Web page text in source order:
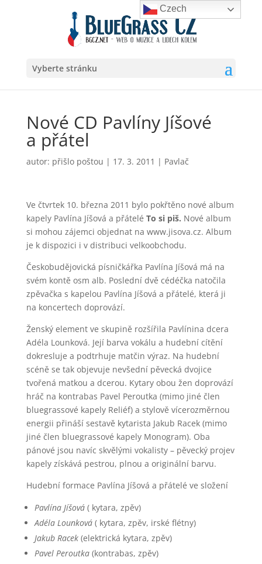
Vyberte stránku
Nové CD Pavlíny Jíšové
a přátel
autor: přišlo poštou | 17. 3. 2011 | Pavlač
Ve čtvrtek 10. března 2011 bylo pokřtěno nové album
kapely Pavlína Jíšová a přátelé To si piš. Nové album
si mohou zájemci objednat na www.jisova.cz. Album
je k dispozici i v distribuci velkoobchodu.
Českobudějovická písničkářka Pavlína Jíšová má na
svém kontě osm alb. Poslední dvě cédéčka natočila
zpěvačka s kapelou Pavlína Jíšová a přátelé, která ji
na koncertech doprovází.
Ženský element ve skupině rozšířila Pavlínina dcera
Adéla Lounková. Její barva vokálu a hudební cítění
dokresluje a podtrhuje matčin výraz. Na hudební
scéně se tak objevuje nevšední pěvecká dvojice
tvořená matkou a dcerou. Kytary obou žen doprovází
hráč na kontrabas Pavel Peroutka (mimo jiné člen
bluegrassové kapely Reliéf) a stylově vícerozměrnou
energii přináší sestavě kytarista Jakub Racek (mimo
jiné člen bluegrassové kapely Monogram). Oba
pánové jsou navíc skvělými vokalisty – pěvecký projev
kapely získává pestrou, plnou a originální barvu.
Hudební formace Pavlína Jíšová a přátelé ve složení
Pavlína Jíšová( kytara, zpěv)
Adéla Lounková( kytara, zpěv, irské flétny)
Jakub Racek(elektrická kytara, zpěv)
Pavel Peroutka(kontrabas, zpěv)
Czech